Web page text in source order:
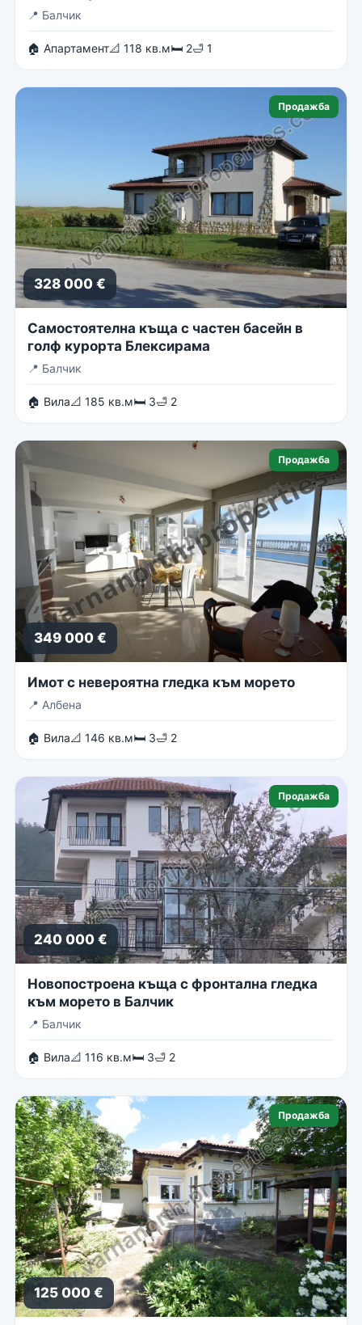
📍 Балчик
🏠 Апартамент📐 118 кв.м🛏 2🛁 1
Продажба
328 000 €
Самостоятелна къща с частен басейн в
голф курорта Блексирама
📍 Балчик
🏠 Вила📐 185 кв.м🛏 3🛁 2
Продажба
349 000 €
Имот с невероятна гледка към морето
📍 Албена
🏠 Вила📐 146 кв.м🛏 3🛁 2
Продажба
240 000 €
Новопостроена къща с фронтална гледка
към морето в Балчик
📍 Балчик
🏠 Вила📐 116 кв.м🛏 3🛁 2
Продажба
125 000 €